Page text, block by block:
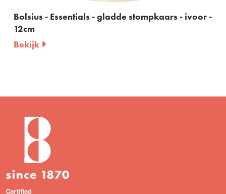
Bolsius - Essentials - gladde stompkaars - ivoor -
12cm
Bekijk